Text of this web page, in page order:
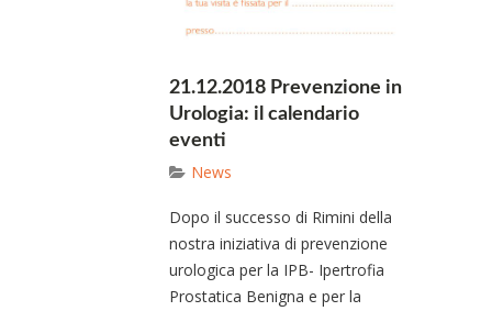
21.12.2018 Prevenzione in
Urologia: il calendario
eventi
News
Dopo il successo di Rimini della
nostra iniziativa di prevenzione
urologica per la IPB- Ipertrofia
Prostatica Benigna e per la